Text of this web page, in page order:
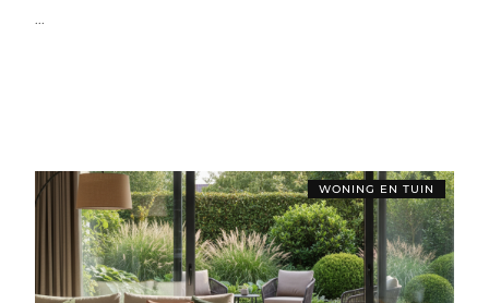
...
WONING EN TUIN